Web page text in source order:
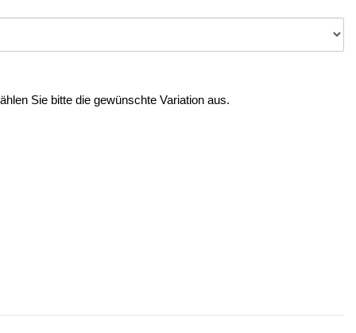
Sie bitte die gewünschte Variation aus.